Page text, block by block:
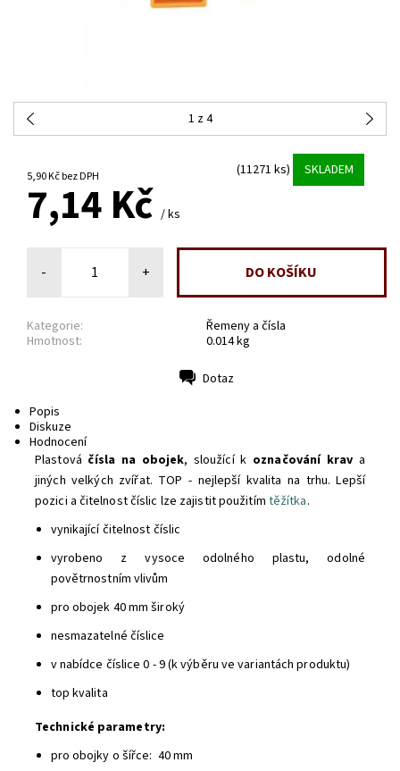
1 z 4
5,90 Kč bez DPH (11271 ks) SKLADEM
7,14 Kč / ks
- +
Kategorie:
Řemeny a čísla
Hmotnost:
0.014 kg
Dotaz
Popis
Diskuze
Hodnocení
Plastová čísla na obojek, sloužící k označování krav a
jiných velkých zvířat. TOP - nejlepší kvalita na trhu. Lepší
pozici a čitelnost číslic lze zajistit použitím těžítka.
vynikající čitelnost číslic
vyrobeno z vysoce odolného plastu, odolné
povětrnostním vlivům
pro obojek 40 mm široký
nesmazatelné číslice
v nabídce číslice 0 - 9 (k výběru ve variantách produktu)
top kvalita
Technické parametry:
pro obojky o šířce: 40 mm